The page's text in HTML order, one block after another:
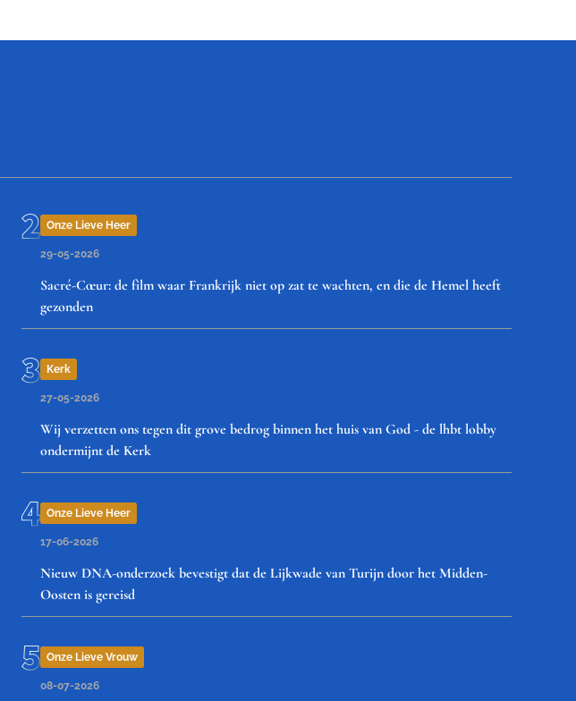
Onze Lieve Heer
29-05-2026
Sacré-Cœur: de film waar Frankrijk niet op zat te wachten, en die de Hemel heeft
gezonden
Kerk
27-05-2026
Wij verzetten ons tegen dit grove bedrog binnen het huis van God - de lhbt lobby
ondermijnt de Kerk
Onze Lieve Heer
17-06-2026
Nieuw DNA-onderzoek bevestigt dat de Lijkwade van Turijn door het Midden-
Oosten is gereisd
Onze Lieve Vrouw
08-07-2026